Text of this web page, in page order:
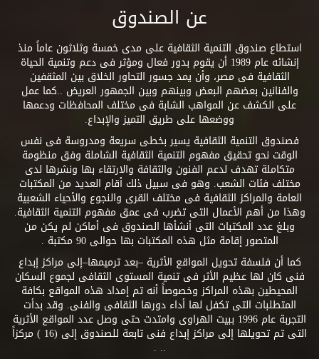
عن الصندوق
استطاع صندوق التنمية الثقافية على مدى خمسة وثلاثون عاماً منذ
إنشائه عام 1989 أن يقوم بدور فعال ومؤثر فى دعم وتنمية الحياة
الثقافية فى مصر، وأن يمد جسور التحاور الخلاق بين المثقفين
والفنانين بعضهم البعض وبينهم وبين الجمهور العريض ..كما عمل
على الكشف عن المواهب الشابة فى مختلف المحافظات ودعمها
ووضعها على طريق التميز والإبداع.
فصندوق التنمية الثقافية يسير بخطى سريعة ومدروسة فى نفس
الوقت نحو تحقيق مفهوم التنمية الثقافية الشاملة وفق منظومة
متكاملة تهدف لدعم الفنون والثقافة والارتقاء بها ونشرها لدى
مختلف فئات الشعب. وهو فى سبيل ذلك أقام العديد من المكتبات
العامة والمراكز الثقافية فى مختلف القرى والنجوع والأحياء الشعبية
وهذا من أهم الأعمال التى تضرب فى عمق مفهوم التنمية الثقافية.
وبلغ عدد المكتبات التى أنشأها الصندوق فى أماكن لم يكن من
المتصور إقامة مثل هذه المكتبات بها حوالى 90 مكتبة .
كما أن فلسفة تحويل المواقع الأثرية –بعد ترميمها–إلى مراكز إبداع
فنى كان لها عظيم الأثر فى تنمية المستوى الثقافى لجموع السكان
المحيطين بهذه المراكز وخصوصاً أنه تم إمداد هذه المواقع بكافة
المتطلبات التى تكفل لها أداء دورها الثقافى والفنى. وقد بدأت
التجربة عام 1996 ببيت الهراوى وامتدت حتى وصل عدد المواقع الأثرية
التى تم تحويلها إلى مراكز إبداع فنى تابعة للصندوق إلى (16 ) مركزاً
.. .